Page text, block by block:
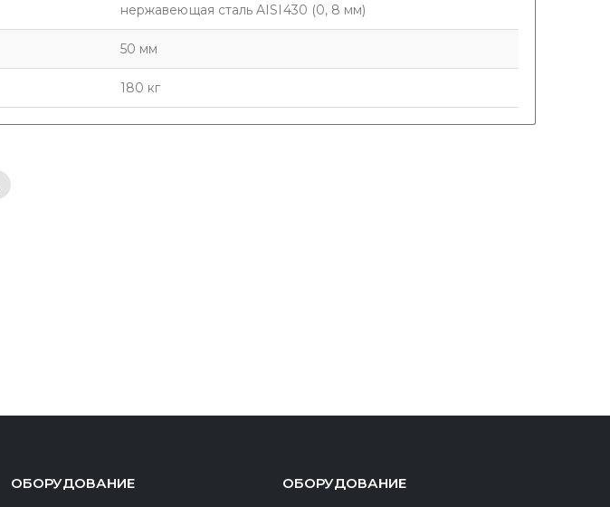
нержавеющая сталь AISI430 (0, 8 мм)
50 мм
180 кг
ОБОРУДОВАНИЕ ОБОРУДОВАНИЕ